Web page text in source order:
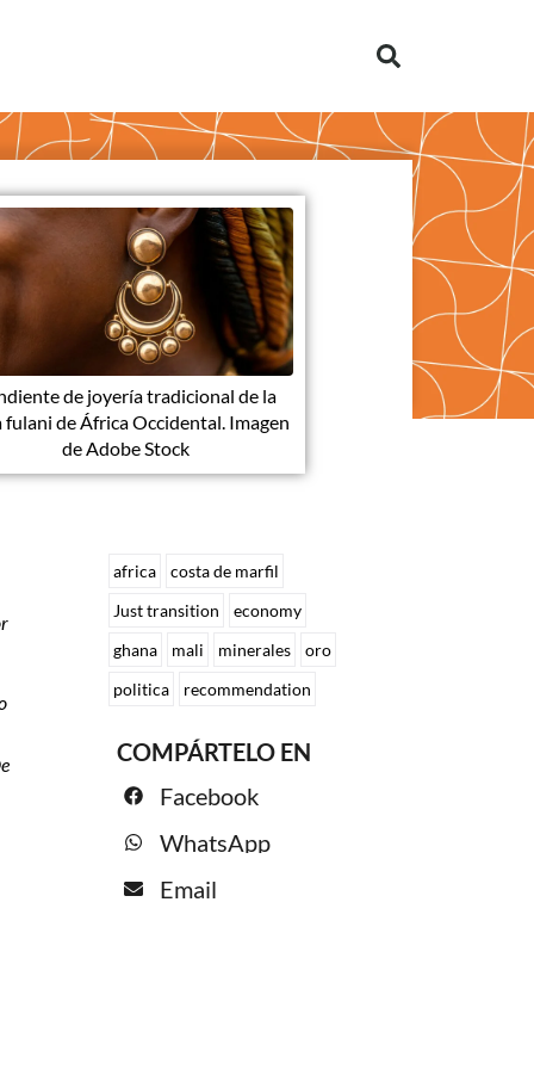
de joyería tradicional de la
fulani de África Occidental. Imagen
de Adobe Stock
africa
costa de marfil
Just transition
economy
ghana
mali minerales
oro
politica
recommendation
COMPÁRTELO EN
Facebook
WhatsApp
Email